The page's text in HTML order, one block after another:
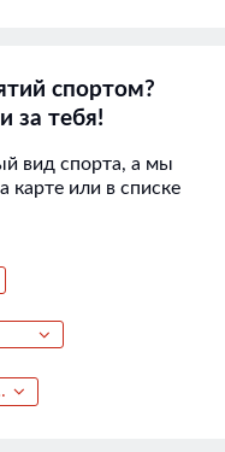
спортом?
за тебя!
вид спорта, а мы
или в списке